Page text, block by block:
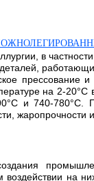
в
прессование
на 2-
и 740-780°С.
на